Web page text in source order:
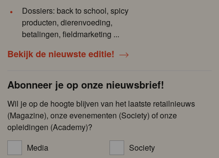
Dossiers: back to school, spicy
producten, dierenvoeding,
betalingen, fieldmarketing ...
Bekijk de nieuwste editie!
Abonneer je op onze nieuwsbrief!
Wil je op de hoogte blijven van het laatste retailnieuws
(Magazine), onze evenementen (Society) of onze
opleidingen (Academy)?
Media
Society